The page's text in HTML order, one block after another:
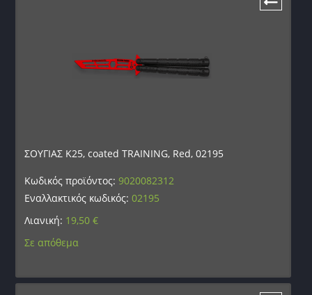
ΣΟΥΓΙΑΣ K25, coated TRAINING, Red, 02195
Κωδικός προϊόντος:9020082312
Εναλλακτικός κωδικός:02195
Λιανική: 19,50€
Σε απόθεμα